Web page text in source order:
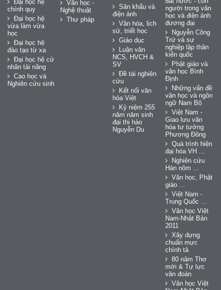
Đại học hệ
chính quy
Đại học hệ
vừa làm vừa
học
Đại học hệ
đào tạo từ xa
Đại học hệ cử
nhân tài năng
Cao học và
Nghiên cứu sinh
Văn học -
Nghệ thuật
Thư pháp
Sân khấu và
điện ảnh
Văn hóa, lịch
sử, triết học
Giáo dục
Luận văn
NCS, HVCH &
SV
Đề tài nghiên
cứu
Kết nối văn
hóa Việt
Kỷ niệm 255
năm năm sinh
đại thi hào
Nguyễn Du
người trong văn
học và điện ảnh
đương đại
Nguyễn Công
Trứ và sự
nghiệp lập thân
kiến quốc
Phật giáo và
văn học Bình
Định
Những vấn đề
văn học và ngôn
ngữ Nam Bộ
Việt Nam -
Giao lưu văn
hóa tư tưởng
Phương Đông
Quá trình hiện
đại hóa VH ...
Nghiên cứu
Hán nôm ...
Văn học, Phật
giáo ...
Việt Nam -
Trung Quốc ...
Văn học Việt
Nam-Nhật Bản
2011
Xây dựng
chuẩn mực
chính tả
80 năm Thơ
mới & Tự lực
văn đoàn
Văn học Việt